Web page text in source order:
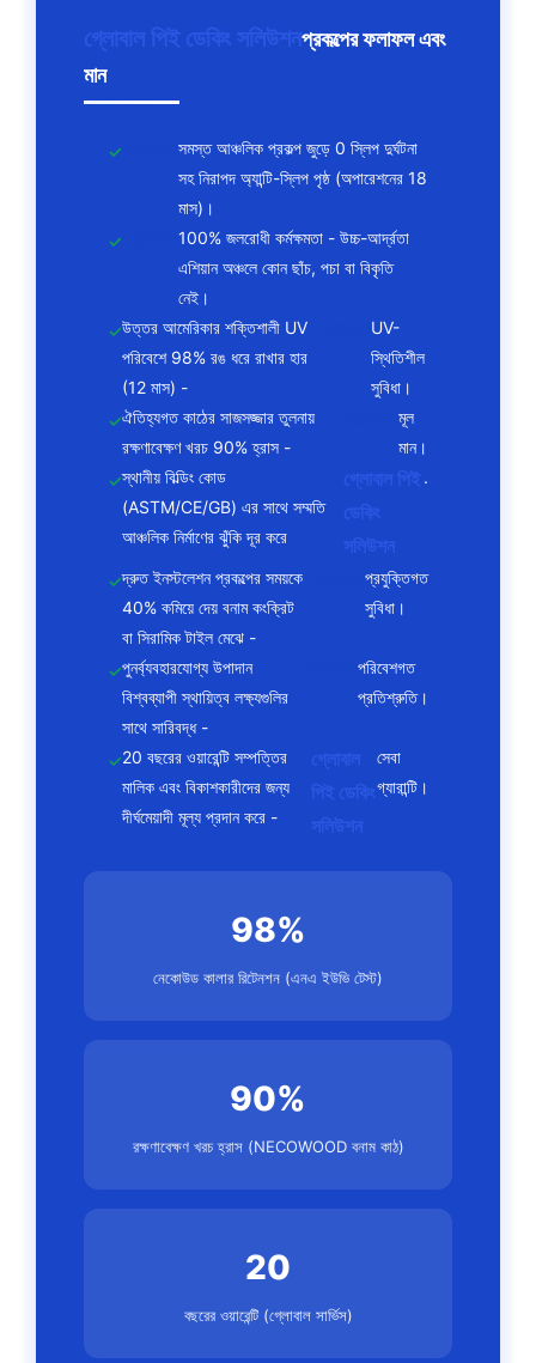
গ্লোবাল পিই ডেকিং সলিউশনপ্রকল্পের ফলাফল এবং
মান
সমস্ত আঞ্চলিক প্রকল্প জুড়ে 0 স্লিপ দুর্ঘটনা
সহ নিরাপদ অ্যান্টি-স্লিপ পৃষ্ঠ (অপারেশনের 18
মাস)।
100% জলরোধী কর্মক্ষমতা - উচ্চ-আর্দ্রতা
এশিয়ান অঞ্চলে কোন ছাঁচ, পচা বা বিকৃতি
নেই।
উত্তর আমেরিকার শক্তিশালী UV
পরিবেশে 98% রঙ ধরে রাখার হার
(12 মাস) -
UV-
স্থিতিশীল
সুবিধা।
ঐতিহ্যগত কাঠের সাজসজ্জার তুলনায়
রক্ষণাবেক্ষণ খরচ 90% হ্রাস -
নেকোউডমূল
মান।
স্থানীয় বিল্ডিং কোড
(ASTM/CE/GB) এর সাথে সম্মতি
আঞ্চলিক নির্মাণের ঝুঁকি দূর করে
গ্লোবাল পিই
ডেকিং
সলিউশন
.
দ্রুত ইনস্টলেশন প্রকল্পের সময়কে
40% কমিয়ে দেয় বনাম কংক্রিট
বা সিরামিক টাইল মেঝে -
প্রযুক্তিগত
সুবিধা।
পুনর্ব্যবহারযোগ্য উপাদান
বিশ্বব্যাপী স্থায়িত্ব লক্ষ্যগুলির
সাথে সারিবদ্ধ -
পরিবেশগত
প্রতিশ্রুতি।
20 বছরের ওয়ারেন্টি সম্পত্তির
মালিক এবং বিকাশকারীদের জন্য
দীর্ঘমেয়াদী মূল্য প্রদান করে -
গ্লোবাল
পিই ডেকিং
সলিউশন
সেবা
গ্যারান্টি।
98%
নেকোউড কালার রিটেনশন (এনএ ইউভি টেস্ট)
90%
রক্ষণাবেক্ষণ খরচ হ্রাস (NECOWOOD বনাম কাঠ)
20
বছরের ওয়ারেন্টি (গ্লোবাল সার্ভিস)